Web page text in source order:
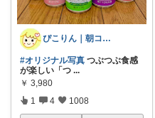
ぴこりん｜朝コレ｜良いものを長く🌿
#オリジナル写真 つぶつぶ食感
が楽しい「つ ...
￥ 3,980
1 4 1008